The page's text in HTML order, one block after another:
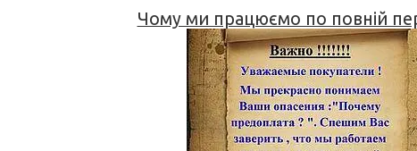
Чому ми працюємо по повній